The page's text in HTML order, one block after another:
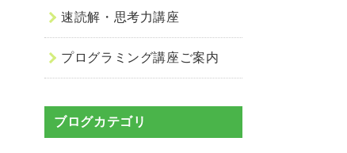
速読解・思考力講座
プログラミング講座ご案内
ブログカテゴリ